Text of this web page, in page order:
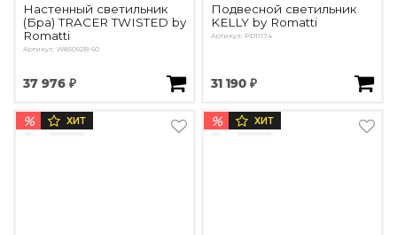
Настенный светильник
(Бра) TRACER TWISTED by
Romatti
Артикул: W85092B-60
37 976 ₽
Подвесной светильник
KELLY by Romatti
Артикул: PD11174
31 190 ₽
% ХИТ % ХИТ